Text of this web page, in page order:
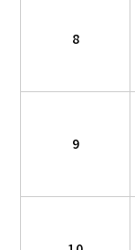
8
9